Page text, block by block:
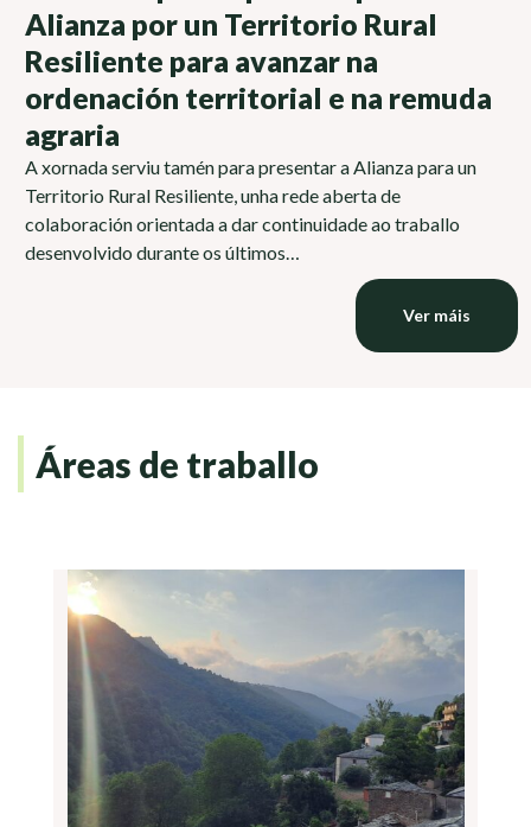
Alianza por un Territorio Rural
Resiliente para avanzar na
ordenación territorial e na remuda
agraria
A xornada serviu tamén para presentar a Alianza para un
Territorio Rural Resiliente, unha rede aberta de
colaboración orientada a dar continuidade ao traballo
desenvolvido durante os últimos…
Ver máis
Áreas de traballo